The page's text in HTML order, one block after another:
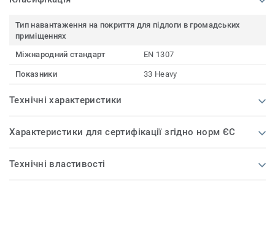
Тип навантаження на покриття для підлоги в громадських
приміщеннях
Міжнародний стандарт
EN 1307
Показники 33 Heavy
Технічні характеристики
Характеристики для сертифікації згідно норм ЄС
Технічні властивості